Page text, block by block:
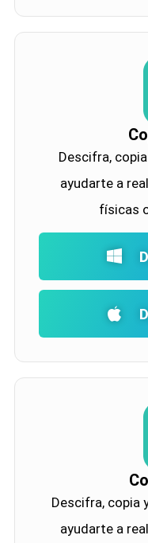
Descifra,
ayudarte a
físicas
Descifra, copia
ayudarte a